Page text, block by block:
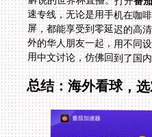
用中文讨论，仿佛回到了国
总结：海外看球，